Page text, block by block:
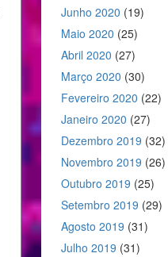
Junho 2020 (19)
Maio 2020 (25)
Abril 2020 (27)
Março 2020 (30)
Fevereiro 2020 (22)
Janeiro 2020 (27)
Dezembro 2019 (32)
Novembro 2019 (26)
Outubro 2019 (25)
Setembro 2019 (29)
Agosto 2019 (31)
Julho 2019 (31)